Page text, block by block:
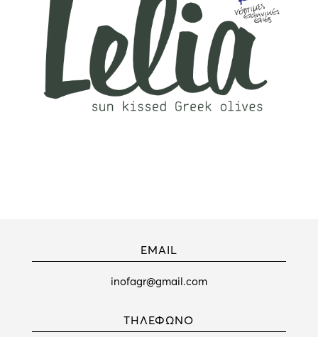
EMAIL
inofagr@gmail.com
ΤΗΛΕΦΩΝΟ